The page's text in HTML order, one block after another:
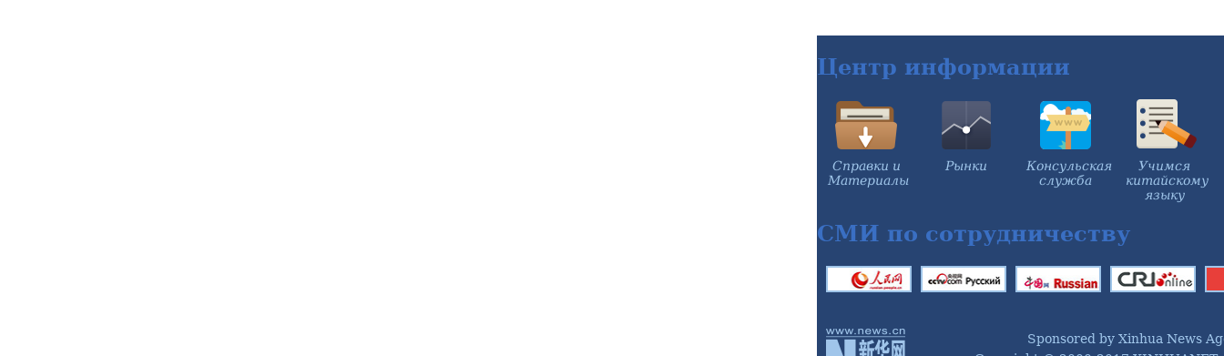
Центр информации
Справки и
Материалы
Рынки
Консульская
служба
Учимся
китайскому
языку
СМИ по сотрудничеству
Sponsored by Xinhua News